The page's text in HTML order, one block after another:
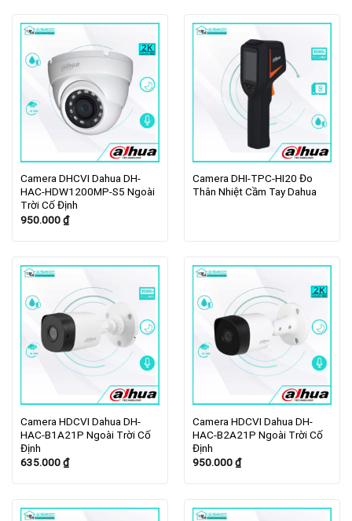
Camera DHCVI Dahua DH-
HAC-HDW1200MP-S5 Ngoài
Trời Cố Định
950.000₫
Camera DHI-TPC-HI20 Đo
Thân Nhiệt Cầm Tay Dahua
Camera HDCVI Dahua DH-
HAC-B1A21P Ngoài Trời Cố
Định
635.000₫
Camera HDCVI Dahua DH-
HAC-B2A21P Ngoài Trời Cố
Định
950.000₫